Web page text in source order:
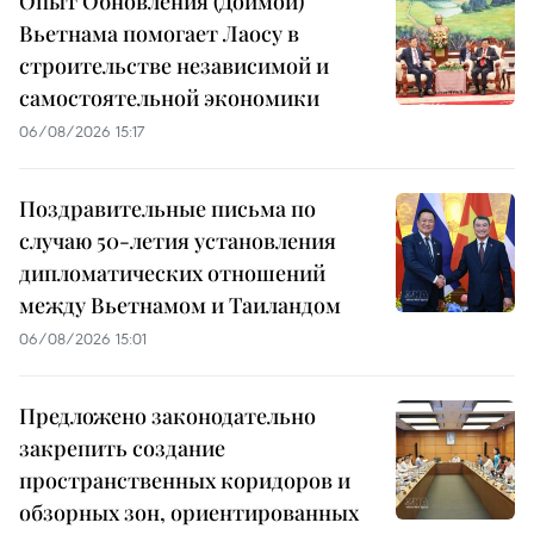
Вьетнама помогает Лаосу в
строительстве независимой и
самостоятельной экономики
06/08/2026 15:17
Поздравительные письма по
случаю 50-летия установления
дипломатических отношений
между Вьетнамом и Таиландом
06/08/2026 15:01
Предложено законодательно
закрепить создание
пространственных коридоров и
обзорных зон, ориентированных